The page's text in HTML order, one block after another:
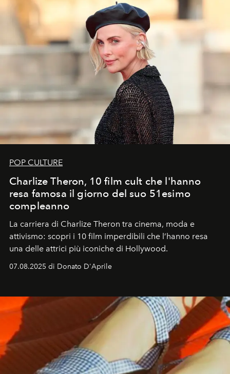
POP CULTURE
Charlize Theron, 10 film cult che l'hanno
resa famosa il giorno del suo 51esimo
compleanno
La carriera di Charlize Theron tra cinema, moda e
attivismo: scopri i 10 film imperdibili che l’hanno resa
una delle attrici più iconiche di Hollywood.
07.08.2025 di Donato D'Aprile